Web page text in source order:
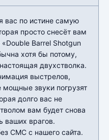
вас по истине самую
просто снесёт вам
Barrel Shotgun
хотя бы потому,
двухстволка.
выстрелов,
мощные звуки погрузят
долго вас не
вам будет снова
ваших врагов.
СМС с нашего сайта.